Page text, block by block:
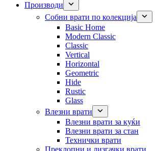
Производи
Собни врати по колекција
Basic Home
Modern Classic
Classic
Vertical
Horizontal
Geometric
Hide
Rustic
Glass
Влезни врати
Влезни врати за куќи
Влезни врати за стан
Технички врати
Преклопни и лизгачки врати